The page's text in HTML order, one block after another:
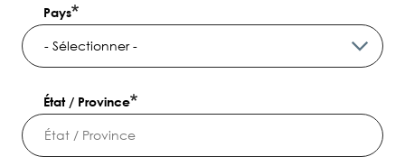
Pays
État / Province